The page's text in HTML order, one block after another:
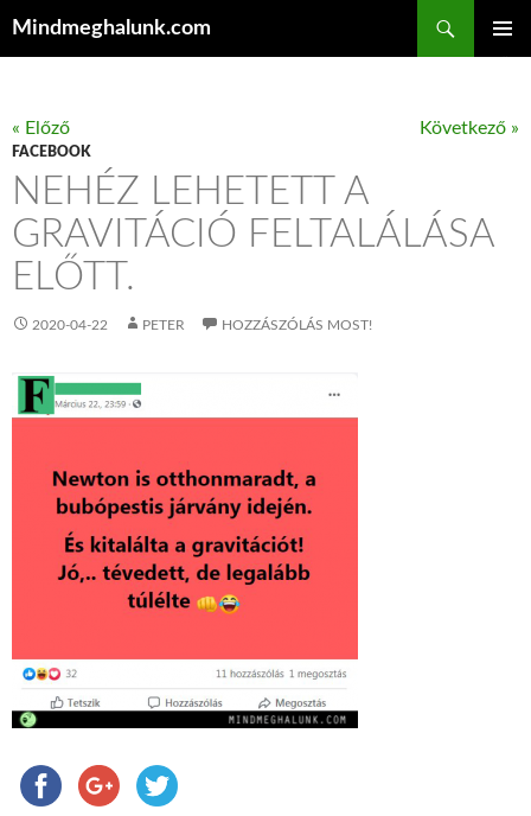
Mindmeghalunk.com
« Előző Következő »
FACEBOOK
NEHÉZ LEHETETT A
GRAVITÁCIÓ FELTALÁLÁSA
ELŐTT.
2020-04-22 PETER HOZZÁSZÓLÁS MOST!